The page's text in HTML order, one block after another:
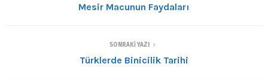
Mesir Macunun Faydaları
SONRAKI YAZI
Türklerde Binicilik Tarihi